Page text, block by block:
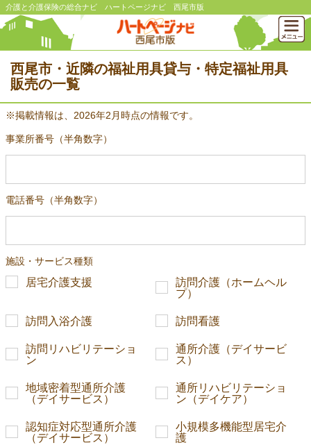
介護と介護保険の総合ナビ ハートページナビ 西尾市版
西尾市・近隣の福祉用具貸与・特定福祉用具
販売の一覧
※掲載情報は、2026年2月時点の情報です。
事業所番号（半角数字）
電話番号（半角数字）
施設・サービス種類
居宅介護支援
訪問介護（ホームヘル
プ）
訪問入浴介護 訪問看護
訪問リハビリテーショ
ン
通所介護（デイサービ
ス）
地域密着型通所介護
（デイサービス）
通所リハビリテーショ
ン（デイケア）
認知症対応型通所介護
（デイサービス）
小規模多機能型居宅介
護